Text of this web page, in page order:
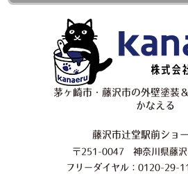
茅ヶ崎市・藤沢市の外壁塗装
かなえる
藤沢市辻堂駅前ショ
〒251-0047 神奈川県藤
フリーダイヤル：0120-29-